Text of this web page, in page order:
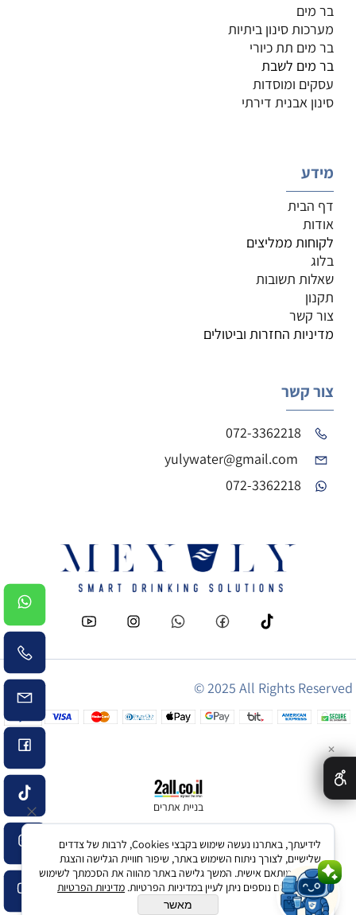
בר מים
מערכות סינון ביתיות
בר מים תת כיורי
בר מים לשבת
עסקים ומוסדות
סינון אבנית דירתי
מידע
דף הבית
אודות
לקוחות ממליצים
בלוג
שאלות תשובות
תקנון
צור קשר
מדיניות החזרות וביטולים
צור קשר
072-3362218
072-3362218
© 2025 All Rights Reserved
בניית אתרים
✕
לידיעתך, באתרנו נעשה שימוש בקבצי Cookies, לרבות של צדדים
שלישיים, לצורך ניתוח השימוש באתר, שיפור חוויית הגלישה והצגת
פרסום מותאם אישית. המשך גלישה באתר מהווה את הסכמתך לשימוש
זה. לפרטים נוספים ניתן לעיין במדיניות הפרטיות. מדיניות הפרטיות
מאשר
שלום 👋 אני הצ'אטבוט של האתר!
צריך עזרה? התחל שיחה..